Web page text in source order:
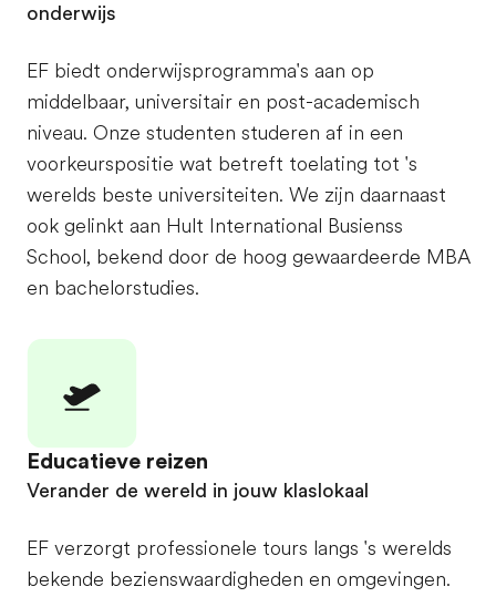
onderwijs
EF biedt onderwijsprogramma's aan op
middelbaar, universitair en post-academisch
niveau. Onze studenten studeren af in een
voorkeurspositie wat betreft toelating tot 's
werelds beste universiteiten. We zijn daarnaast
ook gelinkt aan Hult International Busienss
School, bekend door de hoog gewaardeerde MBA
en bachelorstudies.
Educatieve reizen
Verander de wereld in jouw klaslokaal
EF verzorgt professionele tours langs 's werelds
bekende bezienswaardigheden en omgevingen.